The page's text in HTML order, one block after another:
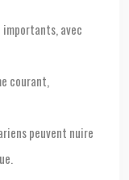
importants, avec
courant,
peuvent nuire